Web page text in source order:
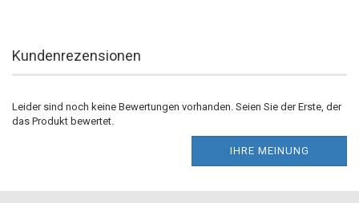
Kundenrezensionen
Leider sind noch keine Bewertungen vorhanden. Seien Sie der Erste, der
das Produkt bewertet.
IHRE MEINUNG